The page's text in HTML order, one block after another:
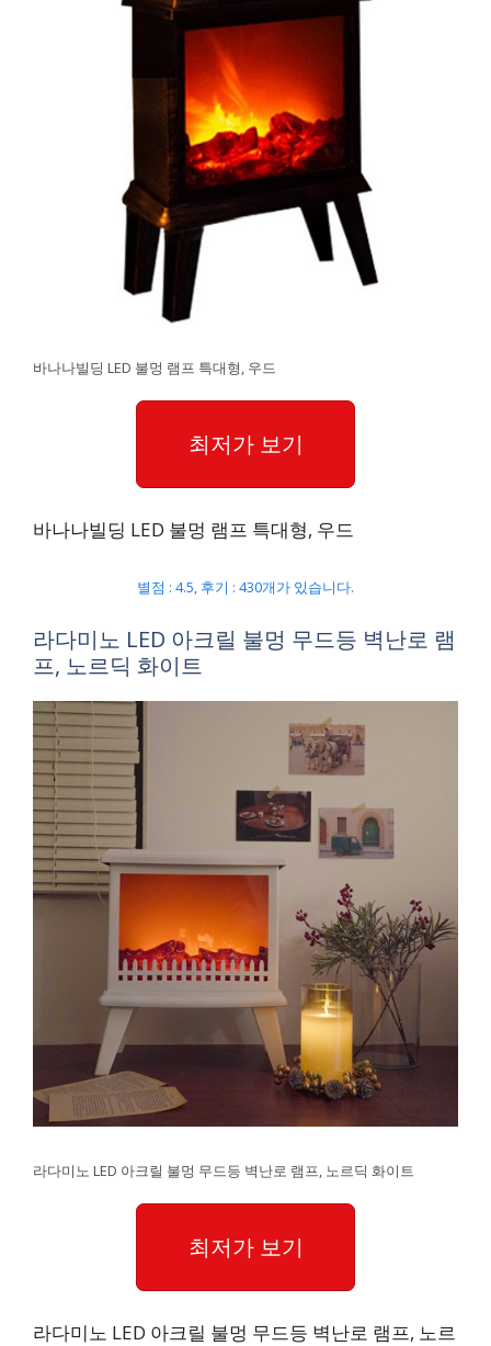
바나나빌딩 LED 불멍 램프 특대형, 우드
최저가 보기
바나나빌딩 LED 불멍 램프 특대형, 우드
별점 : 4.5, 후기 : 430개가 있습니다.
라다미노 LED 아크릴 불멍 무드등 벽난로 램
프, 노르딕 화이트
라다미노 LED 아크릴 불멍 무드등 벽난로 램프, 노르딕 화이트
최저가 보기
라다미노 LED 아크릴 불멍 무드등 벽난로 램프, 노르